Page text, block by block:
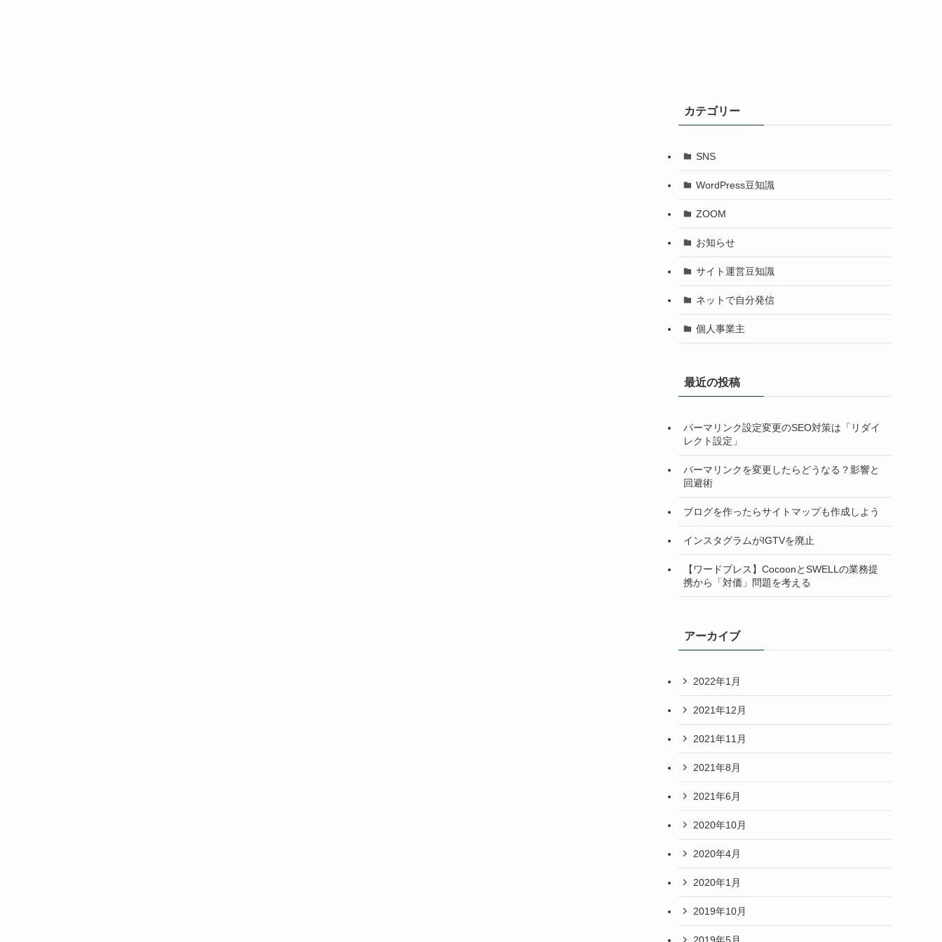
カテゴリー
SNS
WordPress豆知識
ZOOM
お知らせ
サイト運営豆知識
ネットで自分発信
個人事業主
最近の投稿
パーマリンク設定変更のSEO対策は「リダイ
レクト設定」
パーマリンクを変更したらどうなる？影響と
回避術
ブログを作ったらサイトマップも作成しよう
インスタグラムがIGTVを廃止
【ワードプレス】CocoonとSWELLの業務提
携から「対価」問題を考える
アーカイブ
2022年1月
2021年12月
2021年11月
2021年8月
2021年6月
2020年10月
2020年4月
2020年1月
2019年10月
2019年5月